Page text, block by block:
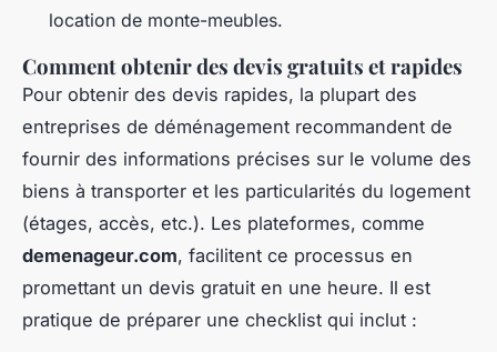
location de monte-meubles.
Comment obtenir des devis gratuits et rapides
Pour obtenir des devis rapides, la plupart des
entreprises de déménagement recommandent de
fournir des informations précises sur le volume des
biens à transporter et les particularités du logement
(étages, accès, etc.). Les plateformes, comme
demenageur.com, facilitent ce processus en
promettant un devis gratuit en une heure. Il est
pratique de préparer une checklist qui inclut :